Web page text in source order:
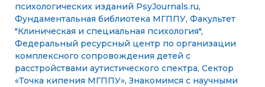
психологических изданий PsyJournals.ru,
Фундаментальная библиотека МГППУ, Факультет
"Клиническая и специальная психология",
Федеральный ресурсный центр по организации
комплексного сопровождения детей с
расстройствами аутистического спектра, Сектор
«Точка кипения МГППУ»,Знакомимся с научными